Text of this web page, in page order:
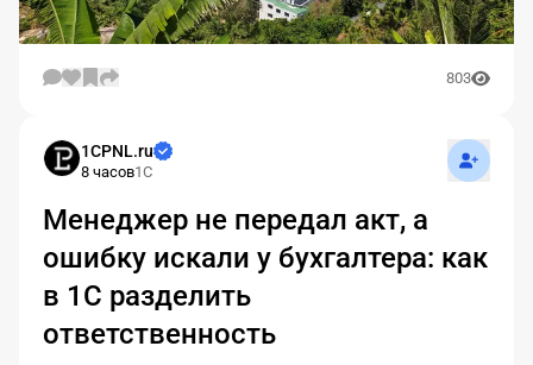
803
1CPNL.ru
8 часов1С
Менеджер не передал акт, а
ошибку искали у бухгалтера: как
в 1С разделить
ответственность